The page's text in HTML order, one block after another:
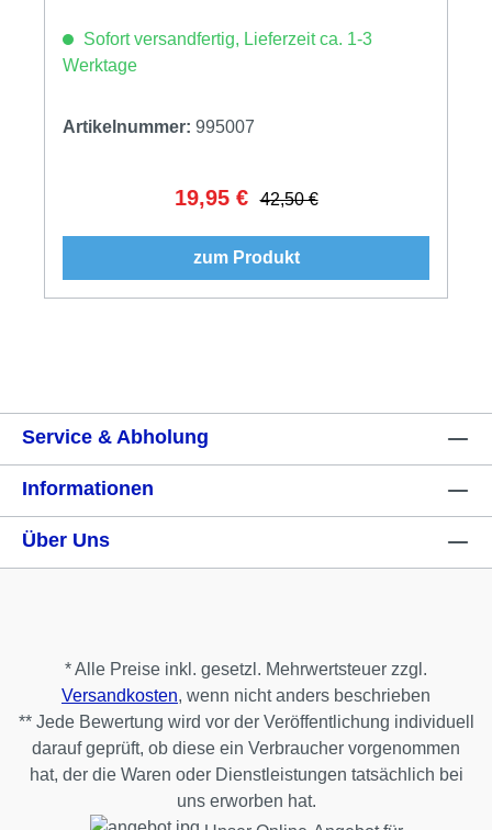
Sofort versandfertig, Lieferzeit ca. 1-3
Werktage
Artikelnummer: 995007
Verkaufspreis:
19,95 € Regulärer Preis:
42,50 €
zum Produkt
Service & Abholung
Informationen
Über Uns
* Alle Preise inkl. gesetzl. Mehrwertsteuer zzgl.
Versandkosten, wenn nicht anders beschrieben
** Jede Bewertung wird vor der Veröffentlichung individuell
darauf geprüft, ob diese ein Verbraucher vorgenommen
hat, der die Waren oder Dienstleistungen tatsächlich bei
uns erworben hat.